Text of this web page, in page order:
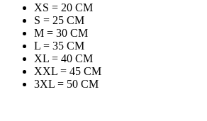
XS = 20 CM
S = 25 CM
M = 30 CM
L = 35 CM
XL = 40 CM
XXL = 45 CM
3XL = 50 CM